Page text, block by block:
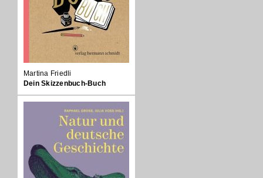
Martina Friedli
Dein Skizzenbuch-Buch